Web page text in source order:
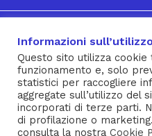
Iscriviti
® INVALSI – Via Ippolito
941851 – fax 06
Privacy Policy– Cookie Policy
Informazioni
Questo sito utilizza cookie
funzionamento e, solo
statistici per raccogliere
aggregate sull’utilizzo del
incorporati di terze parti.
di profilazione o
consulta la nostra Cookie